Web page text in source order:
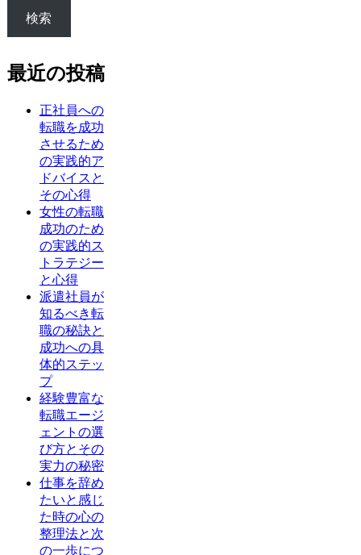
検索
最近の投稿
正社員への
転職を成功
させるため
の実践的ア
ドバイスと
その心得
女性の転職
成功のため
の実践的ス
トラテジー
と心得
派遣社員が
知るべき転
職の秘訣と
成功への具
体的ステッ
プ
経験豊富な
転職エージ
ェントの選
び方とその
実力の秘密
仕事を辞め
たいと感じ
た時の心の
整理法と次
の一歩につ